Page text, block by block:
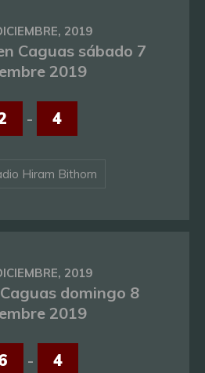
2019
Caguas sábado 7
2019
- 4
Hiram Bithorn
2019
domingo 8
2019
- 4